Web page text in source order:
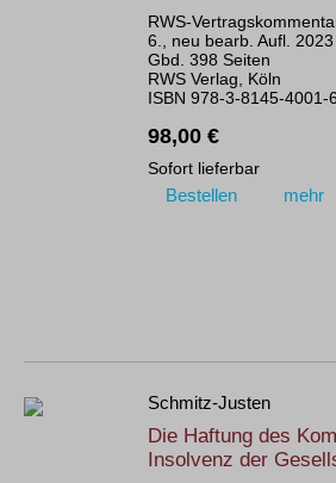
RWS-
6., neu bearb. Aufl. 2023
Gbd. 398 Seiten
RWS Verlag, Köln
ISBN 978-3-8145-4001-6
98,00 €
Sofort lieferbar
Bestellen mehr
Schmitz-Justen
Die Haftung des
Insolvenz der